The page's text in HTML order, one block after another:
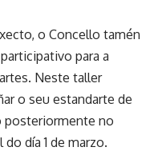
o Concello tamén
para a
Neste taller
o seu estandarte de
posteriormente no
día 1 de marzo.